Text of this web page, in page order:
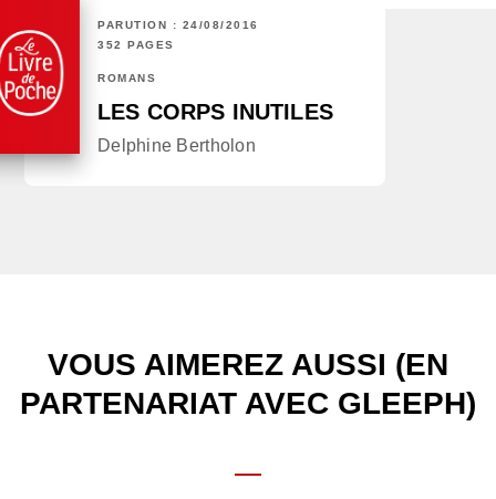
PARUTION : 24/08/2016
352 PAGES
ROMANS
LES CORPS INUTILES
Delphine Bertholon
VOUS AIMEREZ AUSSI (EN
PARTENARIAT AVEC GLEEPH)